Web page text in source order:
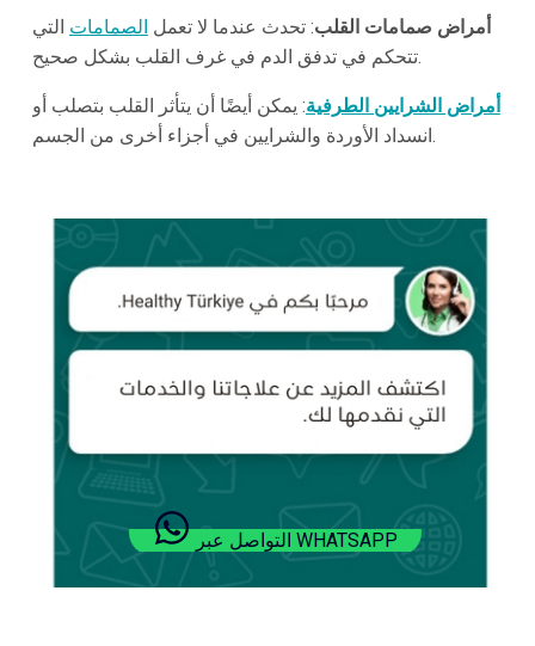
أمراض صمامات القلب: تحدث عندما لا تعمل الصمامات التي
تتحكم في تدفق الدم في غرف القلب بشكل صحيح.
أمراض الشرايين الطرفية: يمكن أيضًا أن يتأثر القلب بتصلب أو
انسداد الأوردة والشرايين في أجزاء أخرى من الجسم.
التواصل عبر WHATSAPP